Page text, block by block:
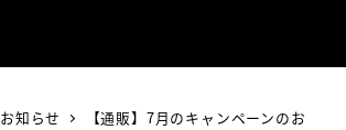
お知らせ
【通販】7月のキャンペーンのお